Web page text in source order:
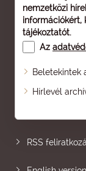
nemzetközi
információkért,
tájékoztatót.
Az
Beletekintek
Hírlevél
Oldaltérkép
RSS